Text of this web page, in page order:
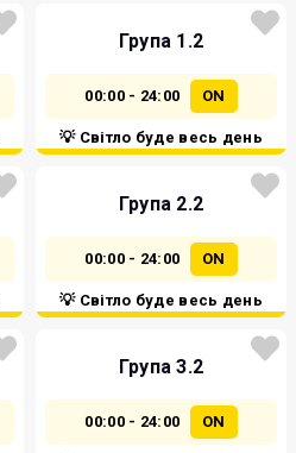
Група 1.2
00:00 - 24:00 ON
💡 Світло буде весь день
Група 2.2
00:00 - 24:00 ON
💡 Світло буде весь день
Група 3.2
00:00 - 24:00 ON